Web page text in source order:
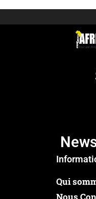
Qui